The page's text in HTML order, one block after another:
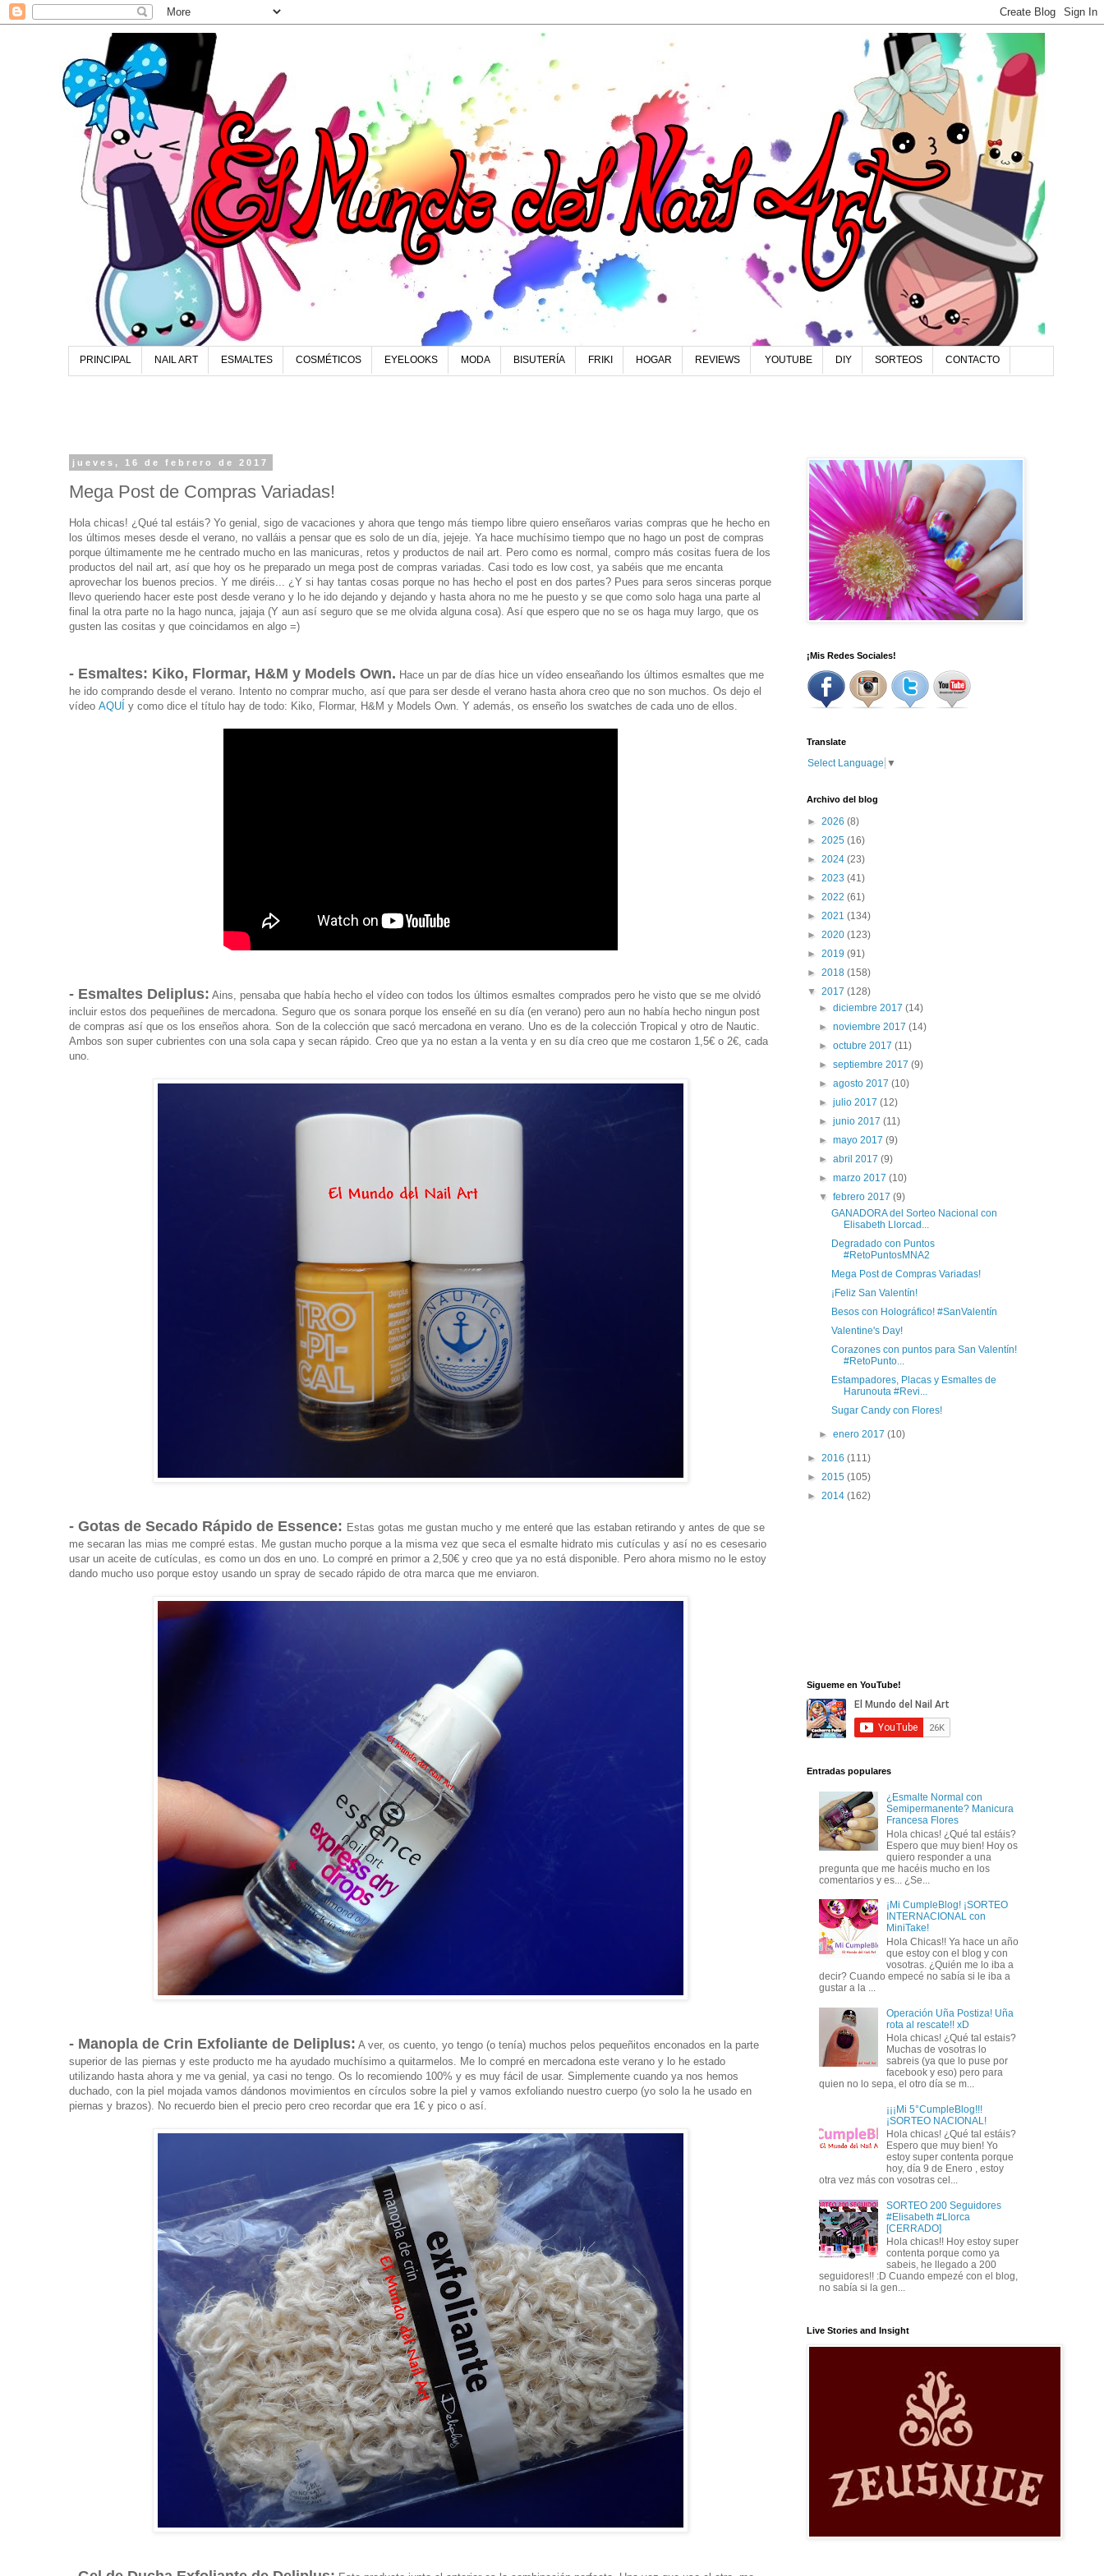
PRINCIPAL NAIL ART ESMALTES COSMÉTICOS EYELOOKS MODA BISUTERÍA FRIKI HOGAR REVIEWS YOUTUBE DIY SORTEOS CONTACTO
jueves, 16 de febrero de 2017
Mega Post de Compras Variadas!
Hola chicas! ¿Qué tal estáis? Yo genial, sigo de vacaciones y ahora que tengo más tiempo libre quiero enseñaros varias compras que he hecho en
los últimos meses desde el verano, no valláis a pensar que es solo de un día, jejeje. Ya hace muchísimo tiempo que no hago un post de compras
porque últimamente me he centrado mucho en las manicuras, retos y productos de nail art. Pero como es normal, compro más cositas fuera de los
productos del nail art, así que hoy os he preparado un mega post de compras variadas. Casi todo es low cost, ya sabéis que me encanta
aprovechar los buenos precios. Y me diréis... ¿Y si hay tantas cosas porque no has hecho el post en dos partes? Pues para seros sinceras porque
llevo queriendo hacer este post desde verano y lo he ido dejando y dejando y hasta ahora no me he puesto y se que como solo haga una parte al
final la otra parte no la hago nunca, jajaja (Y aun así seguro que se me olvida alguna cosa). Así que espero que no se os haga muy largo, que os
gusten las cositas y que coincidamos en algo =)
- Esmaltes: Kiko, Flormar, H&M y Models Own. Hace un par de días hice un vídeo enseañando los últimos esmaltes que me
he ido comprando desde el verano. Intento no comprar mucho, así que para ser desde el verano hasta ahora creo que no son muchos. Os dejo el
vídeo AQUÍ y como dice el título hay de todo: Kiko, Flormar, H&M y Models Own. Y además, os enseño los swatches de cada uno de ellos.
- Esmaltes Deliplus: Ains, pensaba que había hecho el vídeo con todos los últimos esmaltes comprados pero he visto que se me olvidó
incluir estos dos pequeñines de mercadona. Seguro que os sonara porque los enseñé en su día (en verano) pero aun no había hecho ningun post
de compras así que os los enseños ahora. Son de la colección que sacó mercadona en verano. Uno es de la colección Tropical y otro de Nautic.
Ambos son super cubrientes con una sola capa y secan rápido. Creo que ya no estan a la venta y en su día creo que me costaron 1,5€ o 2€, cada
uno.
- Gotas de Secado Rápido de Essence: Estas gotas me gustan mucho y me enteré que las estaban retirando y antes de que se
me secaran las mias me compré estas. Me gustan mucho porque a la misma vez que seca el esmalte hidrato mis cutículas y así no es cesesario
usar un aceite de cutículas, es como un dos en uno. Lo compré en primor a 2,50€ y creo que ya no está disponible. Pero ahora mismo no le estoy
dando mucho uso porque estoy usando un spray de secado rápido de otra marca que me enviaron.
- Manopla de Crin Exfoliante de Deliplus: A ver, os cuento, yo tengo (o tenía) muchos pelos pequeñitos enconados en la parte
superior de las piernas y este producto me ha ayudado muchísimo a quitarmelos. Me lo compré en mercadona este verano y lo he estado
utilizando hasta ahora y me va genial, ya casi no tengo. Os lo recomiendo 100% y es muy fácil de usar. Simplemente cuando ya nos hemos
duchado, con la piel mojada vamos dándonos movimientos en círculos sobre la piel y vamos exfoliando nuestro cuerpo (yo solo la he usado en
piernas y brazos). No recuerdo bien el precio pero creo recordar que era 1€ y pico o así.
¡Mis Redes Sociales!
Translate
Select Language ▼
Archivo del blog
► 2026 (8)
► 2025 (16)
► 2024 (23)
► 2023 (41)
► 2022 (61)
► 2021 (134)
► 2020 (123)
► 2019 (91)
► 2018 (158)
▼ 2017 (128)
►diciembre 2017(14)
►noviembre 2017(14)
►octubre 2017(11)
►septiembre 2017(9)
►agosto 2017(10)
►julio 2017(12)
►junio 2017(11)
►mayo 2017(9)
►abril 2017(9)
►marzo 2017(10)
▼febrero 2017(9)
GANADORA del Sorteo Nacional con
Elisabeth Llorcad...
Degradado con Puntos
#RetoPuntosMNA2
Mega Post de Compras Variadas!
¡Feliz San Valentín!
Besos con Holográfico! #SanValentín
Valentine's Day!
Corazones con puntos para San Valentín!
#RetoPunto...
Estampadores, Placas y Esmaltes de
Harunouta #Revi...
Sugar Candy con Flores!
►enero 2017(10)
► 2016 (111)
► 2015 (105)
► 2014 (162)
Sigueme en YouTube!
Entradas populares
¿Esmalte Normal con
Semipermanente? Manicura
Francesa Flores
Hola chicas! ¿Qué tal estáis?
Espero que muy bien! Hoy os
quiero responder a una
pregunta que me hacéis mucho en los
comentarios y es... ¿Se...
¡Mi CumpleBlog! ¡SORTEO
INTERNACIONAL con
MiniTake!
Hola Chicas!! Ya hace un año
que estoy con el blog y con
vosotras. ¿Quién me lo iba a
decir? Cuando empecé no sabía si le iba a
gustar a la ...
Operación Uña Postiza! Uña
rota al rescate!! xD
Hola chicas! ¿Qué tal estais?
Muchas de vosotras lo
sabreis (ya que lo puse por
facebook y eso) pero para
quien no lo sepa, el otro día se m...
¡¡¡Mi 5°CumpleBlog!!!
¡SORTEO NACIONAL!
Hola chicas! ¿Qué tal estáis?
Espero que muy bien! Yo
estoy super contenta porque
hoy, día 9 de Enero , estoy
otra vez más con vosotras cel...
SORTEO 200 Seguidores
#Elisabeth #Llorca
[CERRADO]
Hola chicas!! Hoy estoy super
contenta porque como ya
sabeis, he llegado a 200
seguidores!! :D Cuando empezé con el blog,
no sabía si la gen...
Live Stories and Insight